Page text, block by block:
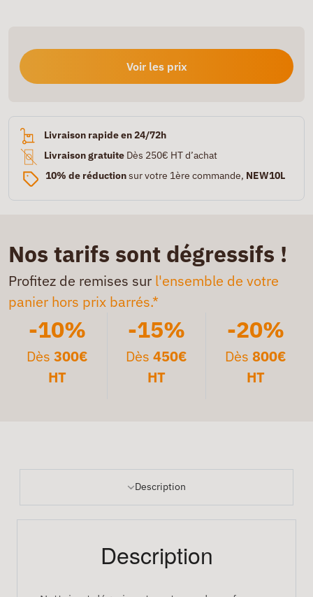
Voir les prix
Livraison rapide en 24/72h
Livraison gratuite Dès 250€ HT d’achat
10% de réductionsur votre 1ère commande, NEW10L
Nos tarifs sont dégressifs !
Profitez de remises sur l'ensemble de votre
panier hors prix barrés.*
-10%
Dès300€
HT
-15%
Dès 450€
HT
-20%
Dès 800€
HT
Description
Description